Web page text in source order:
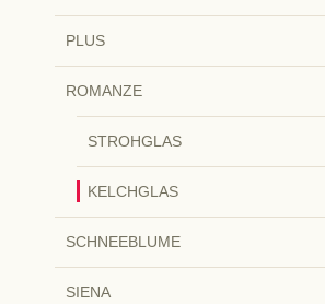
PLUS
ROMANZE
STROHGLAS
KELCHGLAS
SCHNEEBLUME
SIENA